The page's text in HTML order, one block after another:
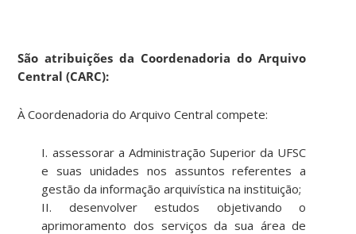
São atribuições da Coordenadoria do Arquivo
Central (CARC):
À Coordenadoria do Arquivo Central compete:
I. assessorar a Administração Superior da UFSC
e suas unidades nos assuntos referentes a
gestão da informação arquivística na instituição;
II. desenvolver estudos objetivando o
aprimoramento dos serviços da sua área de